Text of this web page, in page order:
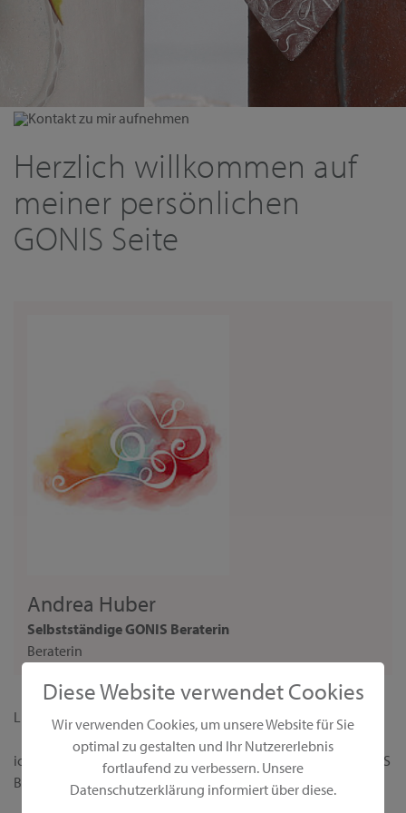
Diese Website verwendet Cookies
Wir verwenden Cookies, um unsere Website für Sie
optimal zu gestalten und Ihr Nutzererlebnis
fortlaufend zu verbessern. Unsere
Datenschutzerklärung informiert über diese.
Kontakt zu mir aufnehmen
Herzlich willkommen auf
meiner persönlichen
GONIS Seite
Andrea Huber
Selbstständige GONIS Beraterin
Beraterin
Liebe Interessentin,
ich begrüße dich ganz herzlich auf meiner persönlichen GONIS
Beraterseite!